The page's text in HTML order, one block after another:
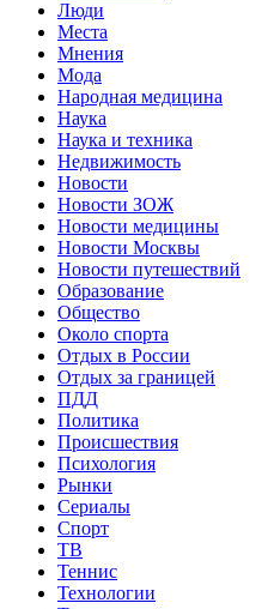
Люди
Места
Мнения
Мода
Народная медицина
Наука
Наука и техника
Недвижимость
Новости
Новости ЗОЖ
Новости медицины
Новости Москвы
Новости путешествий
Образование
Общество
Около спорта
Отдых в России
Отдых за границей
ПДД
Политика
Происшествия
Психология
Рынки
Сериалы
Спорт
ТВ
Теннис
Технологии